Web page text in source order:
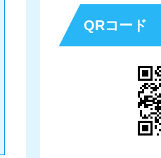
QRコード